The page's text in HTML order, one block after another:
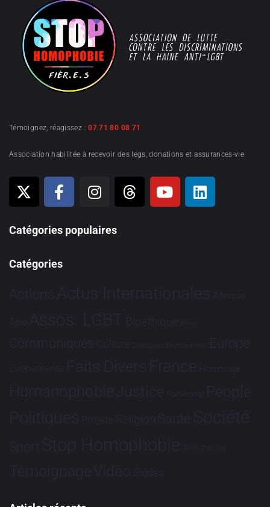
Témoignez, réagissez :07 71 80 08 71
Association habilitée à recevoir des legs, donations et assurances-vie
Catégories populaires
Catégories
Actions Actus Internationales Afrique
Asie Assos. LGBT Bioéthique Brève
Communiqués Culture Dialogues France-Brésil Europe
Evénements Faits Divers France Hommage
HumanophobieJustice Partenariat People
Politiques Projets Religion Santé Société
Sport Stop Homophobie Tech Tribune
TémoignageVidéo Études